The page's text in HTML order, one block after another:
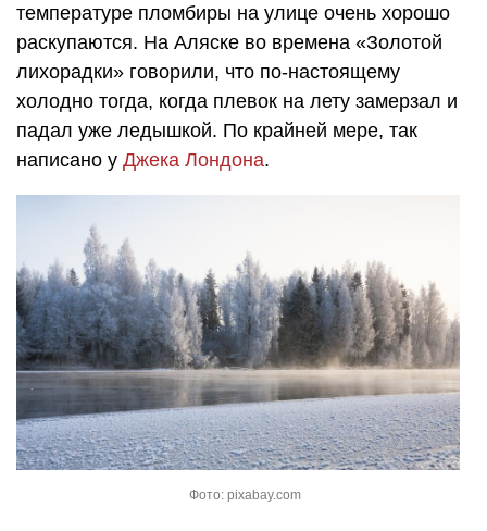
температуре пломбиры на улице очень хорошо
раскупаются. На Аляске во времена «Золотой
лихорадки» говорили, что по-настоящему
холодно тогда, когда плевок на лету замерзал и
падал уже ледышкой. По крайней мере, так
написано у Джека Лондона.
Фото: pixabay.com